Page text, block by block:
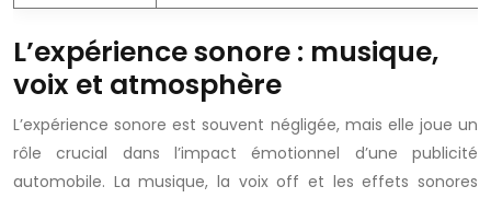
L’expérience sonore : musique,
voix et atmosphère
L’expérience sonore est souvent négligée, mais elle joue un
rôle crucial dans l’impact émotionnel d’une publicité
automobile. La musique, la voix off et les effets sonores